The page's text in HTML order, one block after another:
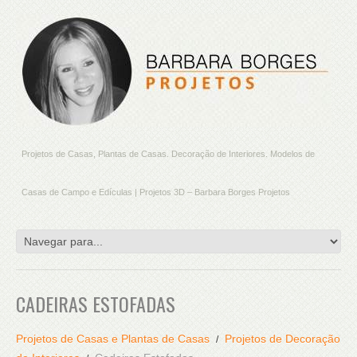
Projetos de Casas, Plantas de Casas. Decoração de Interiores. Modelos de
Casas de Campo e Edículas | Projetos 3D – Barbara Borges Projetos
CADEIRAS ESTOFADAS
Projetos de Casas e Plantas de Casas
Projetos de Decoração